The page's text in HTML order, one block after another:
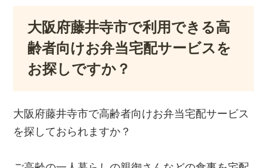
大阪府藤井寺市で利用できる高
齢者向けお弁当宅配サービスを
お探しですか？
大阪府藤井寺市で高齢者向けお弁当宅配サービス
を探しておられますか？